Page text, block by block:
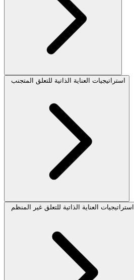
استراتيجيات العناية الذاتية للتعلق المتجنب
استراتيجيات العناية الذاتية للتعلق غير المنظم